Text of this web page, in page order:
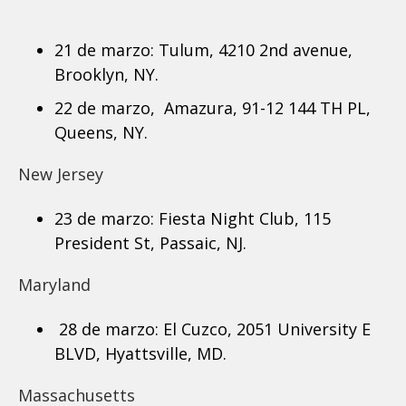
21 de marzo: Tulum, 4210 2nd avenue,
Brooklyn, NY.
22 de marzo, Amazura, 91-12 144 TH PL,
Queens, NY.
New Jersey
23 de marzo: Fiesta Night Club, 115
President St, Passaic, NJ.
Maryland
28 de marzo: El Cuzco, 2051 University E
BLVD, Hyattsville, MD.
Massachusetts